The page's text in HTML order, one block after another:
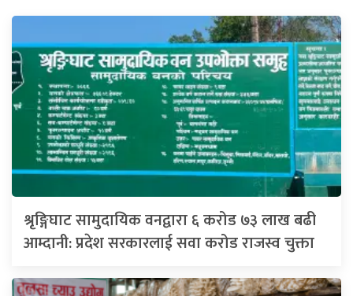
श्रृङ्गिघाट सामुदायिक वनद्वारा ६ करोड ७३ लाख बढी
आम्दानी: प्रदेश सरकारलाई सवा करोड राजस्व चुक्ता